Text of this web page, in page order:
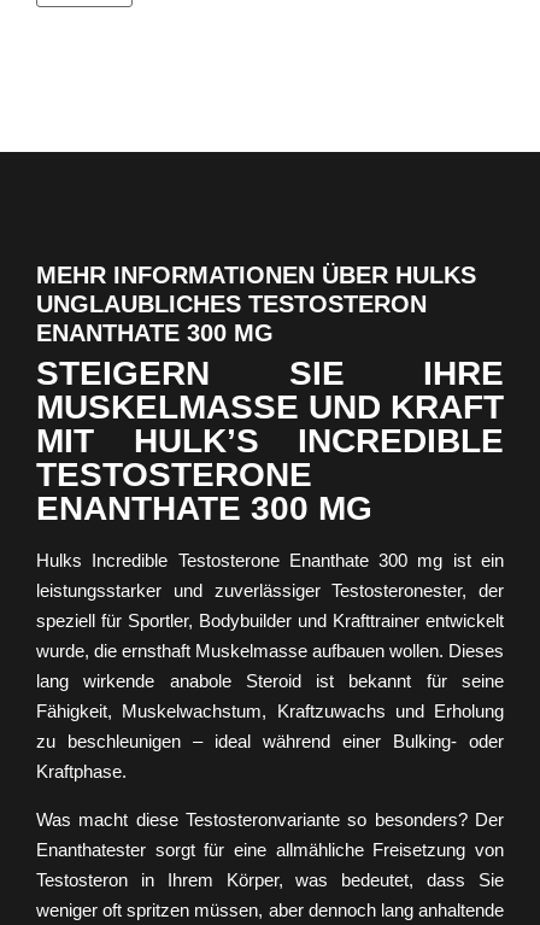
MEHR INFORMATIONEN ÜBER HULKS
UNGLAUBLICHES TESTOSTERON
ENANTHATE 300 MG
STEIGERN SIE IHRE
MUSKELMASSE UND KRAFT
MIT HULK’S INCREDIBLE
TESTOSTERONE
ENANTHATE 300 MG
Hulks Incredible Testosterone Enanthate 300 mg ist ein
leistungsstarker und zuverlässiger Testosteronester, der
speziell für Sportler, Bodybuilder und Krafttrainer entwickelt
wurde, die ernsthaft Muskelmasse aufbauen wollen. Dieses
lang wirkende anabole Steroid ist bekannt für seine
Fähigkeit, Muskelwachstum, Kraftzuwachs und Erholung
zu beschleunigen – ideal während einer Bulking- oder
Kraftphase.
Was macht diese Testosteronvariante so besonders? Der
Enanthatester sorgt für eine allmähliche Freisetzung von
Testosteron in Ihrem Körper, was bedeutet, dass Sie
weniger oft spritzen müssen, aber dennoch lang anhaltende